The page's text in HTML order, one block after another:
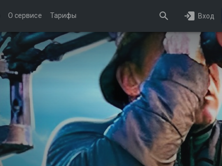
О сервисе Тарифы Вход